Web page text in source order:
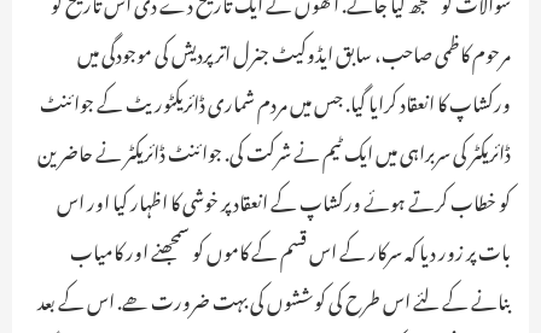
مرحوم کاظمی صاحب، سابق ایڈوکیٹ جنرل اتر پردیش کی موجودگی میں
ورکشاپ کا انعقاد کرایا گیا. جس میں مردم شماری ڈائریکٹوریٹ کے جوائنٹ
ڈائریکٹر کی سربراہی میں ایک ٹیم نے شرکت کی. جوائنٹ ڈائریکٹر نے حاضرین
کو خطاب کرتے ہوئے ورکشاپ کے انعقاد پر خوشی کا اظہار کیا اور اس
بات پر زور دیا کہ سرکار کے اس قسم کے کاموں کو سمجھنے اور کامیاب
بنانے کے لئے اس طرح کی کوششوں کی بہت ضرورت ھے. اس کے بعد